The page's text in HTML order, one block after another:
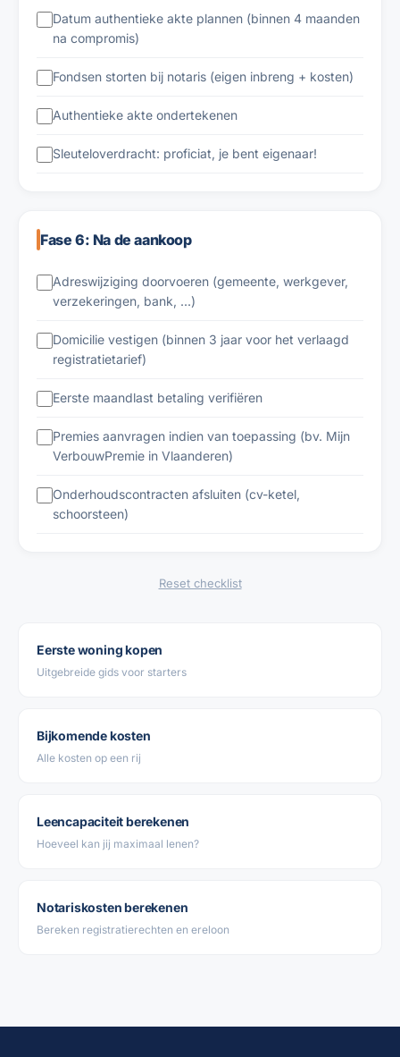
Datum authentieke akte plannen (binnen 4 maanden
na compromis)
Fondsen storten bij notaris (eigen inbreng + kosten)
Authentieke akte ondertekenen
Sleuteloverdracht: proficiat, je bent eigenaar!
Fase 6: Na de aankoop
Adreswijziging doorvoeren (gemeente, werkgever,
verzekeringen, bank, ...)
Domicilie vestigen (binnen 3 jaar voor het verlaagd
registratietarief)
Eerste maandlast betaling verifiëren
Premies aanvragen indien van toepassing (bv. Mijn
VerbouwPremie in Vlaanderen)
Onderhoudscontracten afsluiten (cv-ketel,
schoorsteen)
Reset checklist
Eerste woning kopen
Uitgebreide gids voor starters
Bijkomende kosten
Alle kosten op een rij
Leencapaciteit berekenen
Hoeveel kan jij maximaal lenen?
Notariskosten berekenen
Bereken registratierechten en ereloon